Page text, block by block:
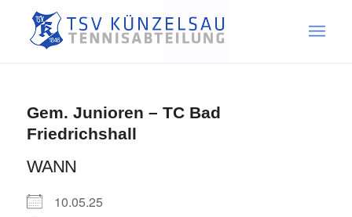
Gem. Junioren – TC Bad
Friedrichshall
WANN
10.05.25